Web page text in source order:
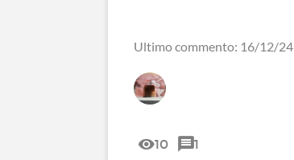
Ultimo commento: 16/12/24
10 1